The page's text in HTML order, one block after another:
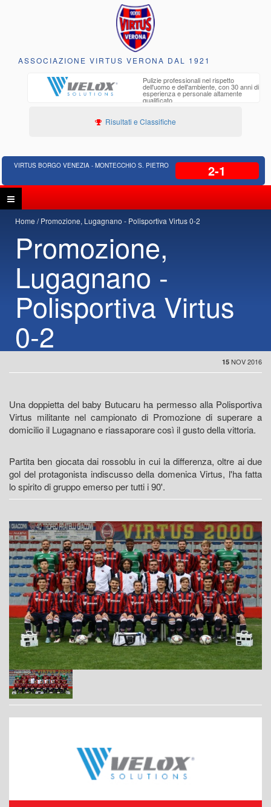
ASSOCIAZIONE VIRTUS VERONA DAL 1921
Pulizie professionali nel rispetto
dell'uomo e dell'ambiente, con 30 anni di
esperienza e personale altamente
qualificato
Risultati e Classifiche
VIRTUS BORGO VENEZIA - MONTECCHIO S. PIETRO 2-1
Home Promozione, Lugagnano - Polisportiva Virtus 0-2
Promozione,
Lugagnano -
Polisportiva Virtus
0-2
15 NOV 2016
Una doppietta del baby Butucaru ha permesso alla Polisportiva
Virtus militante nel campionato di Promozione di superare a
domicilio il Lugagnano e riassaporare così il gusto della vittoria.
Partita ben giocata dai rossoblu in cui la differenza, oltre ai due
gol del protagonista indiscusso della domenica Virtus, l'ha fatta
lo spirito di gruppo emerso per tutti i 90'.